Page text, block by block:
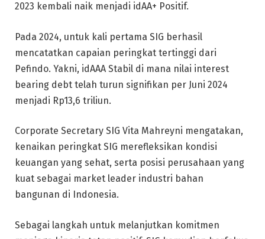
2023 kembali naik menjadi idAA+ Positif.
Pada 2024, untuk kali pertama SIG berhasil
mencatatkan capaian peringkat tertinggi dari
Pefindo. Yakni, idAAA Stabil di mana nilai interest
bearing debt telah turun signifikan per Juni 2024
menjadi Rp13,6 triliun.
Corporate Secretary SIG Vita Mahreyni mengatakan,
kenaikan peringkat SIG merefleksikan kondisi
keuangan yang sehat, serta posisi perusahaan yang
kuat sebagai market leader industri bahan
bangunan di Indonesia.
Sebagai langkah untuk melanjutkan komitmen